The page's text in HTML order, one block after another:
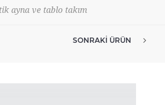
ayna ve tablo takım
SONRAKI ÜRÜN